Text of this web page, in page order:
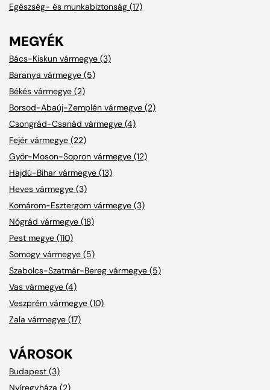
Egészség- és munkabiztonság (17)
MEGYÉK
Bács-Kiskun vármegye (3)
Baranya vármegye (5)
Békés vármegye (2)
Borsod-Abaúj-Zemplén vármegye (2)
Csongrád-Csanád vármegye (4)
Fejér vármegye (22)
Győr-Moson-Sopron vármegye (12)
Hajdú-Bihar vármegye (13)
Heves vármegye (3)
Komárom-Esztergom vármegye (3)
Nógrád vármegye (18)
Pest megye (110)
Somogy vármegye (5)
Szabolcs-Szatmár-Bereg vármegye (5)
Vas vármegye (4)
Veszprém vármegye (10)
Zala vármegye (17)
VÁROSOK
Budapest (3)
Nyíregyháza (2)